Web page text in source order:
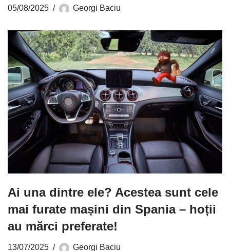
05/08/2025 Georgi Baciu
Ai una dintre ele? Acestea sunt cele
mai furate mașini din Spania – hoții
au mărci preferate!
13/07/2025 Georgi Baciu